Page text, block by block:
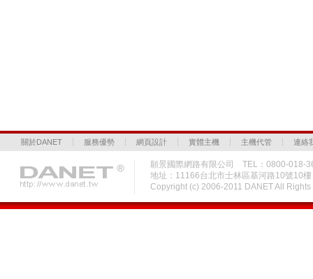
關於DANET 服務優勢 網頁設計 實體主機 主機代管 連絡
願景國際網路有限公司 TEL：0800-018-
地址：11166台北市士林區基河路10號10
Copyright (c) 2006-2011 DANET All